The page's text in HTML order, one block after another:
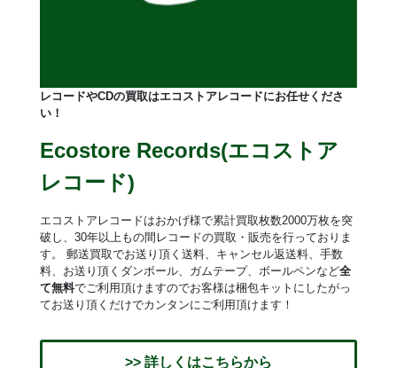
レコードやCDの買取はエコストアレコードにお任せくださ
い！
Ecostore Records(エコストア
レコード)
エコストアレコードはおかげ様で累計買取枚数2000万枚を突
破し、30年以上もの間レコードの買取・販売を行っておりま
す。 郵送買取でお送り頂く送料、キャンセル返送料、手数
料、お送り頂くダンボール、ガムテープ、ボールペンなど全
て無料でご利用頂けますのでお客様は梱包キットにしたがっ
てお送り頂くだけでカンタンにご利用頂けます！
>> 詳しくはこちらから